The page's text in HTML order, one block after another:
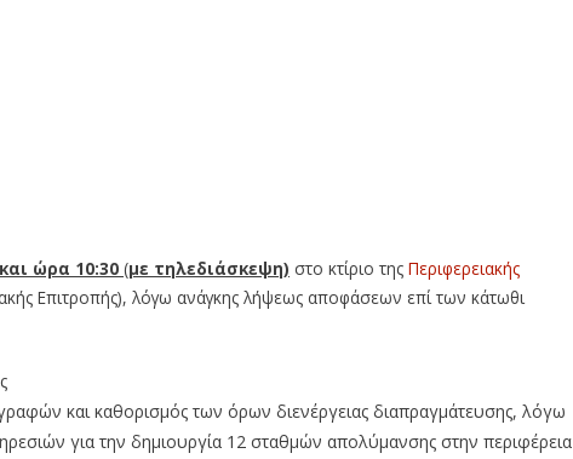
ώρα 10:30 (με τηλεδιάσκεψη) στο κτίριο της Περιφερειακής
Επιτροπής), λόγω ανάγκης λήψεως αποφάσεων επί των κάτωθι
και καθορισμός των όρων διενέργειας διαπραγμάτευσης, λόγω
για την δημιουργία 12 σταθμών απολύμανσης στην περιφέρεια